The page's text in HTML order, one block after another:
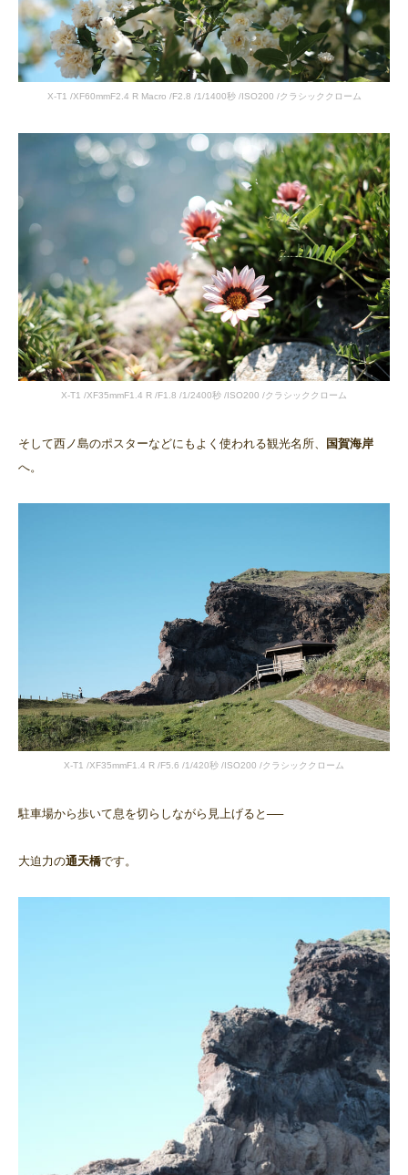
X-T1 /XF60mmF2.4 R Macro /F2.8 /1/1400秒 /ISO200 /クラシッククローム
X-T1 /XF35mmF1.4 R /F1.8 /1/2400秒 /ISO200 /クラシッククローム
そして西ノ島のポスターなどにもよく使われる観光名所、
国賀海岸
へ。
X-T1 /XF35mmF1.4 R /F5.6 /1/420秒 /ISO200 /クラシッククローム
駐車場から歩いて息を切らしながら見上げると──
大迫力の通天橋です。